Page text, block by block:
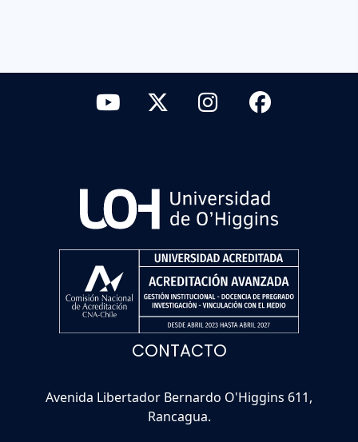
CONTACTO
Avenida Libertador Bernardo O'Higgins 611,
Rancagua.